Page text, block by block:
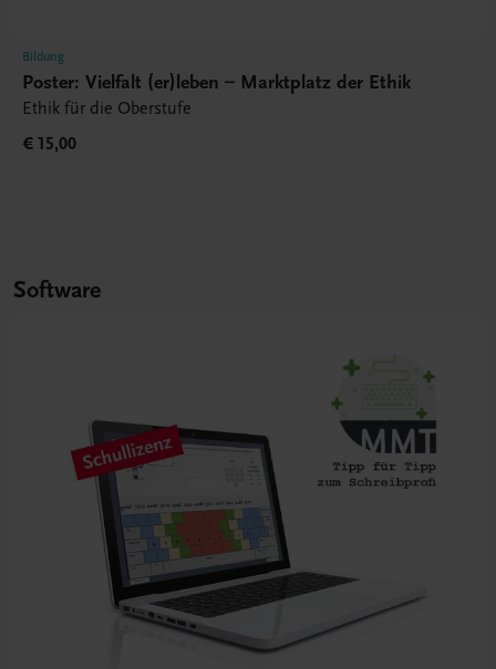
Bildung
Poster: Vielfalt (er)leben – Marktplatz der Ethik
Ethik für die Oberstufe
€ 15,00
Software